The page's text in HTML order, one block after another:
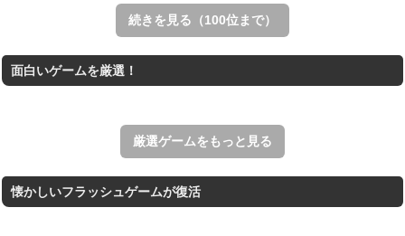
フルーツを2つで合体させるマージパズル。
すべての矢印を画面外へ導くパズルゲーム。
ナムコの名作ゲーム「パックマン」のブラウザゲーム。
続きを見る（100位まで）
面白いゲームを厳選！
厳選ゲームをもっと見る
懐かしいフラッシュゲームが復活